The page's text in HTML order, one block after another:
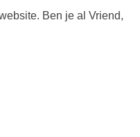
Ben je al Vriend,